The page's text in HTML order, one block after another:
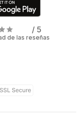
/ 5
de las reseñas